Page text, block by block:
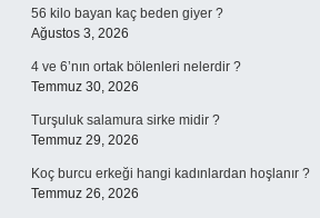
56 kilo bayan kaç beden giyer ?
Ağustos 3, 2026
4 ve 6’nın ortak bölenleri nelerdir ?
Temmuz 30, 2026
Turşuluk salamura sirke midir ?
Temmuz 29, 2026
Koç burcu erkeği hangi kadınlardan hoşlanır ?
Temmuz 26, 2026